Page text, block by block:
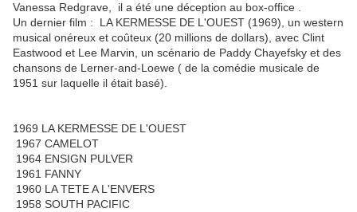
Vanessa Redgrave, il a été une déception au box-office .
Un dernier film :
LA KERMESSE DE L'OUEST (1969), un western
musical onéreux et coûteux (20 millions de dollars), avec Clint
Eastwood et Lee Marvin, un scénario de Paddy Chayefsky et des
chansons de Lerner-and-Loewe ( de la comédie musicale de
1951 sur laquelle il était basé).
1969 LA KERMESSE DE L'OUEST
1967 CAMELOT
1964 ENSIGN PULVER
1961 FANNY
1960 LA TETE A L'ENVERS
1958 SOUTH PACIFIC